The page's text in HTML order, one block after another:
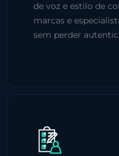
de voz e estilo de
marcas e
sem perder